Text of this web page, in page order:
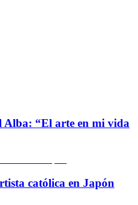
Alba: “El arte en mi vida
católica en Japón